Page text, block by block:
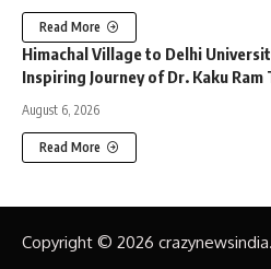
Read More
Himachal Village to Delhi
Inspiring Journey of Dr. Kaku Ram
August 6, 2026
Read More
Copyright © 2026